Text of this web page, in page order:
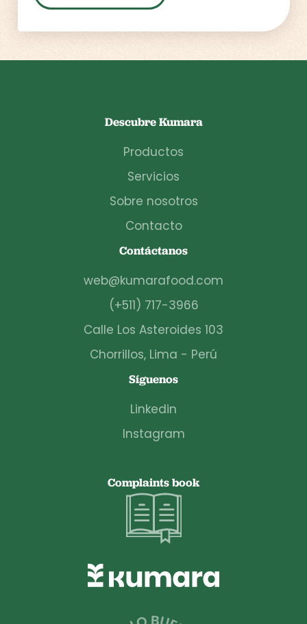
Descubre Kumara
Productos
Servicios
Sobre nosotros
Contacto
Contáctanos
web@kumarafood.com
(+511) 717-3966
Calle Los Asteroides 103
Chorrillos, Lima - Perú
Síguenos
Linkedin
Instagram
Complaints book